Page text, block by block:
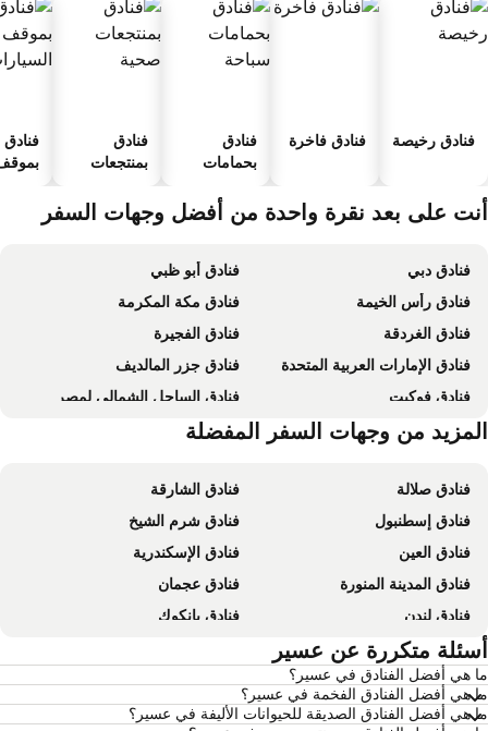
فنادق رخيصة فنادق فاخرة
فنادق
بحمامات
فنادق
بمنتجعات
فنادق
على بعد نقرة واحدة من أفضل وجهات السفر
فنادق دبي
فنادق أبو ظبي
فنادق رأس الخيمة
فنادق مكة المكرمة
فنادق الغردقة
فنادق الفجيرة
فنادق الإمارات العربية المتحدة
فنادق جزر المالديف
فنادق فوكيت
فنادق الساحل الشمالي لمصر
فنادق إمارة أبو ظبي
فنادق موريشيوسمن وجهات السفر المفضلة
فنادق صلالة
فنادق الشارقة
فنادق إسطنبول
فنادق شرم الشيخ
فنادق العين
فنادق الإسكندرية
فنادق المدينة المنورة
فنادق عجمان
فنادق لندن
فنادق بانكوك
فنادق القاهرة
فنادق العين السخنة
فنادق نيويورك
فنادق يريفان
متكررة عن عسير
هي أفضل الفنادق في عسير؟
هي أفضل الفنادق الفخمة في عسير؟
هي أفضل الفنادق الصديقة للحيوانات الأليفة في عسير؟